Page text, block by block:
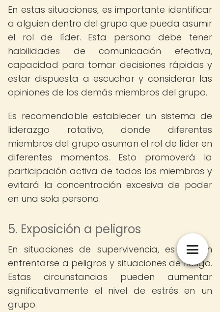
En estas situaciones, es importante identificar
a alguien dentro del grupo que pueda asumir
el rol de líder. Esta persona debe tener
habilidades de comunicación efectiva,
capacidad para tomar decisiones rápidas y
estar dispuesta a escuchar y considerar las
opiniones de los demás miembros del grupo.
Es recomendable establecer un sistema de
liderazgo rotativo, donde diferentes
miembros del grupo asuman el rol de líder en
diferentes momentos. Esto promoverá la
participación activa de todos los miembros y
evitará la concentración excesiva de poder
en una sola persona.
5. Exposición a peligros
En situaciones de supervivencia, es común
enfrentarse a peligros y situaciones de riesgo.
Estas circunstancias pueden aumentar
significativamente el nivel de estrés en un
grupo.